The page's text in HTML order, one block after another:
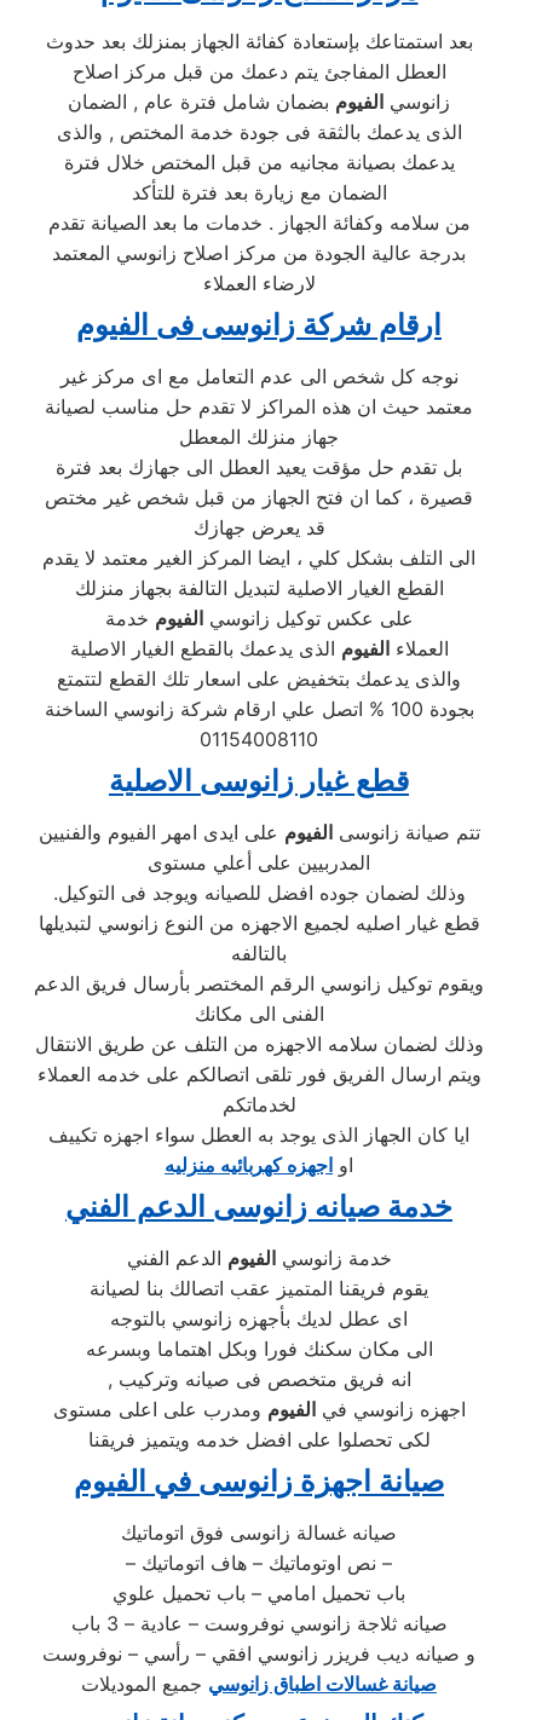
بعد استمتاعك بإستعادة كفائة الجهاز بمنزلك بعد حدوث
العطل المفاجئ يتم دعمك من قبل مركز اصلاح
زانوسي الفيوم بضمان شامل فترة عام , الضمان
الذى يدعمك بالثقة فى جودة خدمة المختص , والذى
يدعمك بصيانة مجانيه من قبل المختص خلال فترة
الضمان مع زيارة بعد فترة للتأكد
من سلامه وكفائة الجهاز . خدمات ما بعد الصيانة تقدم
بدرجة عالية الجودة من مركز اصلاح زانوسي المعتمد
لارضاء العملاء
ارقام شركة زانوسى فى الفيوم
نوجه كل شخص الى عدم التعامل مع اى مركز غير
معتمد حيث ان هذه المراكز لا تقدم حل مناسب لصيانة
جهاز منزلك المعطل
بل تقدم حل مؤقت يعيد العطل الى جهازك بعد فترة
قصيرة ، كما ان فتح الجهاز من قبل شخص غير مختص
قد يعرض جهازك
الى التلف بشكل كلي ، ايضا المركز الغير معتمد لا يقدم
القطع الغيار الاصلية لتبديل التالفة بجهاز منزلك
على عكس توكيل زانوسيالفيوم خدمة
العملاءالفيوم الذى يدعمك بالقطع الغيار الاصلية
والذى يدعمك بتخفيض على اسعار تلك القطع لتتمتع
بجودة 100 % اتصل علي ارقام شركة زانوسي الساخنة
01154008110
قطع غيار زانوسى الاصلية
تتم صيانة زانوسىالفيوم على ايدى امهر الفيوم والفنيين
المدربيين على أعلي مستوى
.وذلك لضمان جوده افضل للصيانه ويوجد فى التوكيل
قطع غيار اصليه لجميع الاجهزه من النوع زانوسي لتبديلها
بالتالفه
ويقوم توكيل زانوسي الرقم المختصر بأرسال فريق الدعم
الفنى الى مكانك
وذلك لضمان سلامه الاجهزه من التلف عن طريق الانتقال
ويتم ارسال الفريق فور تلقى اتصالكم على خدمه العملاء
لخدماتكم
ايا كان الجهاز الذى يوجد به العطل سواء اجهزه تكييف
او اجهزه كهربائيه منزليه
خدمة صيانه زانوسى الدعم الفني
خدمة زانوسيالفيوم الدعم الفني
يقوم فريقنا المتميز عقب اتصالك بنا لصيانة
اى عطل لديك بأجهزه زانوسي بالتوجه
الى مكان سكنك فورا وبكل اهتماما وبسرعه
, انه فريق متخصص فى صيانه وتركيب
اجهزه زانوسي فيالفيوم ومدرب على اعلى مستوى
لكى تحصلوا على افضل خدمه ويتميز فريقنا
صيانة اجهزة زانوسى في الفيوم
صيانه غسالة زانوسى فوق اتوماتيك
– نص اوتوماتيك – هاف اتوماتيك –
باب تحميل امامي – باب تحميل علوي
صيانه ثلاجة زانوسي نوفروست – عادية – 3 باب
و صيانه ديب فريزر زانوسي افقي – رأسي – نوفروست
صيانة غسالات اطباق زانوسي جميع الموديلات